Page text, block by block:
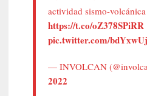
actividad sismo-
https://t.co/oZ378SPiRR
pic.twitter.com/
— INVOLCAN
2022